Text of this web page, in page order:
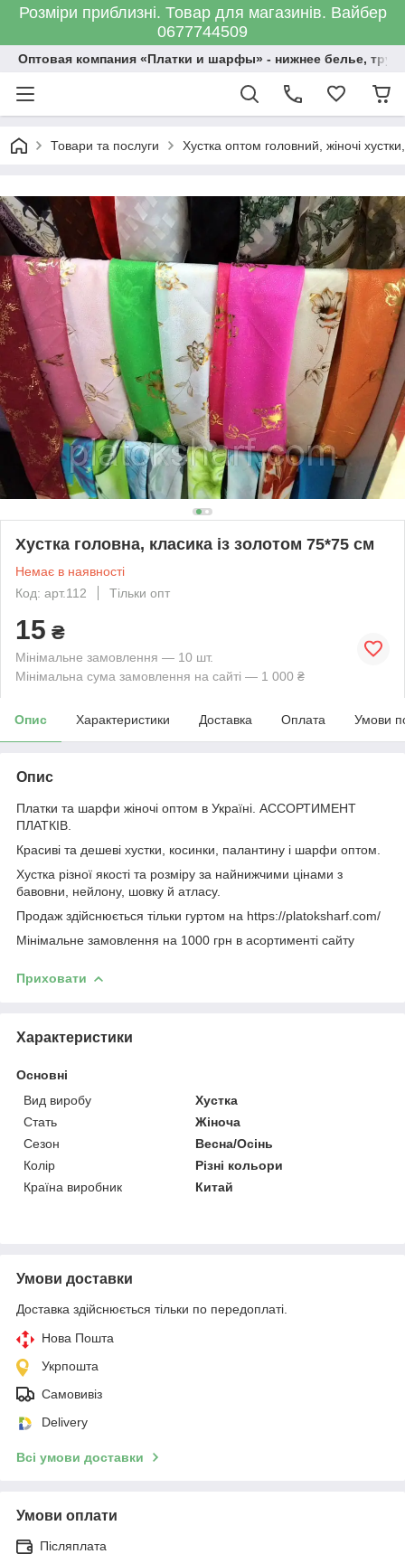
Розміри приблизні. Товар для магазинів. Вайбер
0677744509
Оптовая компания «Платки и шарфы» - нижнее белье,
Товари та послуги Хустка оптом головний, жіночі
Хустка головна, класика із золотом 75*75 см
Немає в наявності
Код: арт.112
Тільки опт
15 ₴
Мінімальне замовлення — 10 шт.
Мінімальна сума замовлення на сайті — 1 000 ₴
Опис Характеристики Доставка Оплата Умови
Опис
Платки та шарфи жіночі оптом в Україні. АССОРТИМЕНТ
ПЛАТКІВ.
Красиві та дешеві хустки, косинки, палантину і шарфи оптом.
Хустка різної якості та розміру за найнижчими цінами з
бавовни, нейлону, шовку й атласу.
Продаж здійснюється тільки гуртом на https://platoksharf.com/
Мінімальне замовлення на 1000 грн в асортименті сайту
Приховати
Характеристики
Основні
Вид виробу
Хустка
Стать
Жіноча
Сезон
Весна/Осінь
Колір
Різні кольори
Країна виробник
Китай
Умови доставки
Доставка здійснюється тільки по передоплаті.
Нова Пошта
Укрпошта
Самовивіз
Delivery
Всі умови доставки
Умови оплати
Післяплата